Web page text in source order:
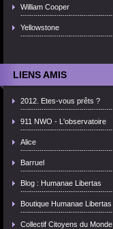
William Cooper
Yellowstone
LIENS AMIS
2012. Etes-vous prêts ?
911 NWO - L'observatoire
Alice
Barruel
Blog : Humanae Libertas
Boutique Humanae Libertas
Collectif Citoyens du Monde